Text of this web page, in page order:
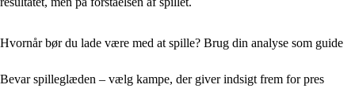
Hvornår bør du lade være med at spille? Brug din analyse som guide
Bevar spilleglæden – vælg kampe, der giver indsigt frem for pres